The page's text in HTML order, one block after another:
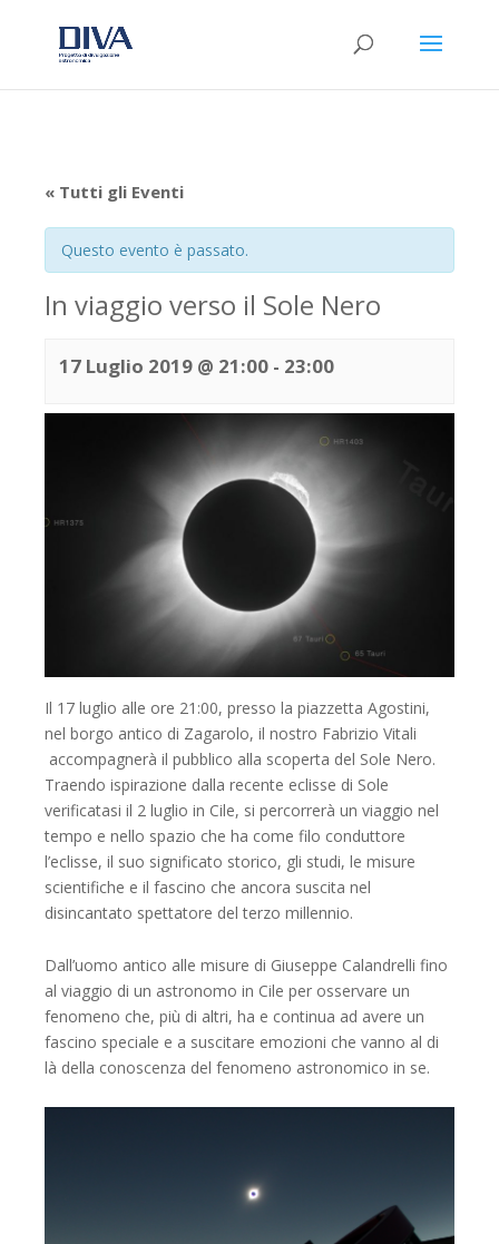
« Tutti gli Eventi
Questo evento è passato.
In viaggio verso il Sole Nero
17 Luglio 2019 @ 21:00 - 23:00
Il 17 luglio alle ore 21:00, presso la piazzetta Agostini,
nel borgo antico di Zagarolo, il nostro Fabrizio Vitali
accompagnerà il pubblico alla scoperta del Sole Nero.
Traendo ispirazione dalla recente eclisse di Sole
verificatasi il 2 luglio in Cile, si percorrerà un viaggio nel
tempo e nello spazio che ha come filo conduttore
l’eclisse, il suo significato storico, gli studi, le misure
scientifiche e il fascino che ancora suscita nel
disincantato spettatore del terzo millennio.
Dall’uomo antico alle misure di Giuseppe Calandrelli fino
al viaggio di un astronomo in Cile per osservare un
fenomeno che, più di altri, ha e continua ad avere un
fascino speciale e a suscitare emozioni che vanno al di
là della conoscenza del fenomeno astronomico in se.